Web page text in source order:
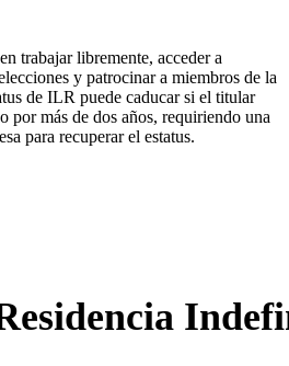
trabajar libremente, acceder a
y patrocinar a miembros de la
de ILR puede caducar si el titular
por más de dos años, requiriendo una
para recuperar el estatus.